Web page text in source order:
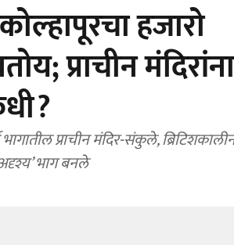
हजारो
प्राचीन मंदिरांना
प्राचीन मंदिर-संकुले,
भाग बनले